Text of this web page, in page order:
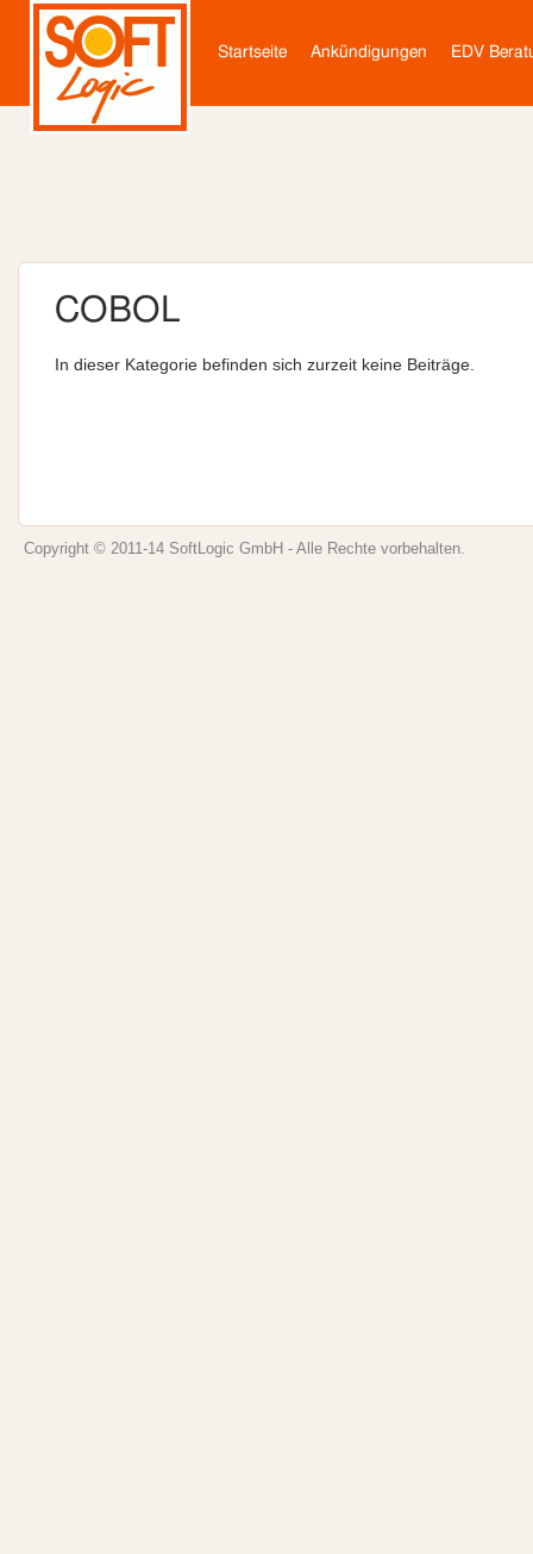
ELSŐDLEGES
Startseite Ankündigungen EDV
COBOL
In dieser Kategorie befinden sich zurzeit keine Beiträge.
Copyright © 2011-14 SoftLogic GmbH - Alle Rechte vorbehalten.